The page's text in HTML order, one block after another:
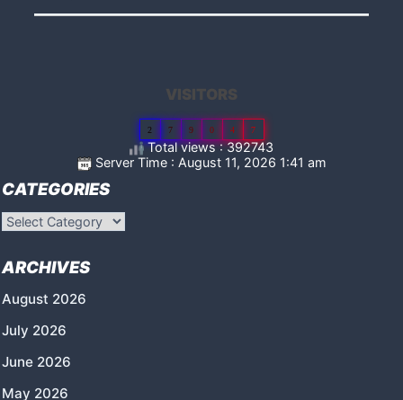
VISITORS
2 7 9 0 4 7
Total views : 392743
Server Time : August 11, 2026 1:41 am
CATEGORIES
Categories
ARCHIVES
August 2026
July 2026
June 2026
May 2026